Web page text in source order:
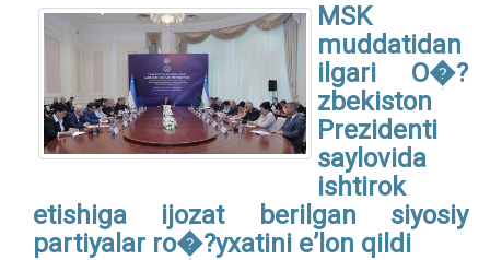
MSK
muddatidan
ilgari O�?
zbekiston
Prezidenti
saylovida
ishtirok
etishiga ijozat berilgan siyosiy
partiyalar ro�?yxatini eʼlon qildi